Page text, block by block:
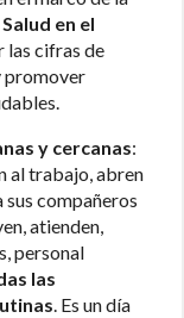
en el
las cifras de
promover
y cercanas:
al trabajo, abren
sus compañeros
atienden,
personal
las
. Es un día